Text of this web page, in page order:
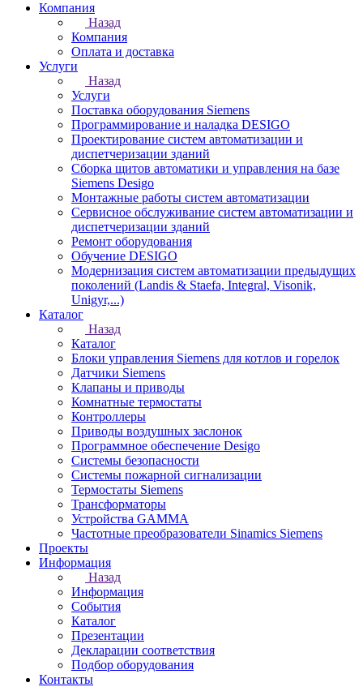
Компания
Назад
Компания
Оплата и доставка
Услуги
Назад
Услуги
Поставка оборудования Siemens
Программирование и наладка DESIGO
Проектирование систем автоматизации и
диспетчеризации зданий
Сборка щитов автоматики и управления на базе
Siemens Desigo
Монтажные работы систем автоматизации
Сервисное обслуживание систем автоматизации и
диспетчеризации зданий
Ремонт оборудования
Обучение DESIGO
Модернизация систем автоматизации предыдущих
поколений (Landis & Staefa, Integral, Visonik,
Unigyr,...)
Каталог
Назад
Каталог
Блоки управления Siemens для котлов и горелок
Датчики Siemens
Клапаны и приводы
Комнатные термостаты
Контроллеры
Приводы воздушных заслонок
Программное обеспечение Desigo
Системы безопасности
Системы пожарной сигнализации
Термостаты Siemens
Трансформаторы
Устройства GAMMA
Частотные преобразователи Sinamics Siemens
Проекты
Информация
Назад
Информация
События
Каталог
Презентации
Декларации соответствия
Подбор оборудования
Контакты